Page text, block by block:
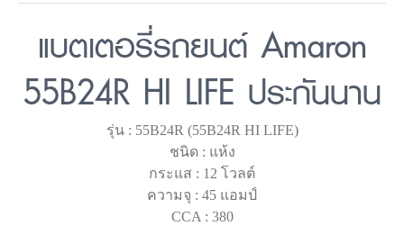
แบตเตอรี่รถยนต์ Amaron
55B24R HI LIFE ประกันนาน
รุ่น : 55B24R (55B24R HI LIFE)
ชนิด : แห้ง
กระแส : 12 โวลต์
ความจุ : 45 แอมป์
CCA : 380